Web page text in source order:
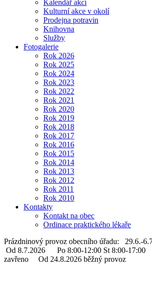
Kalendář akcí
Kulturní akce v okolí
Prodejna potravin
Knihovna
Služby
Fotogalerie
Rok 2026
Rok 2025
Rok 2024
Rok 2023
Rok 2022
Rok 2021
Rok 2020
Rok 2019
Rok 2018
Rok 2017
Rok 2016
Rok 2015
Rok 2014
Rok 2013
Rok 2012
Rok 2011
Rok 2010
Kontakty
Kontakt na obec
Ordinace praktického lékaře
Prázdninový provoz obecního úřadu: 29.6.-
Od 8.7.2026 Po 8:00-12:00 St 8:00-17:00
zavřeno Od 24.8.2026 běžný provoz